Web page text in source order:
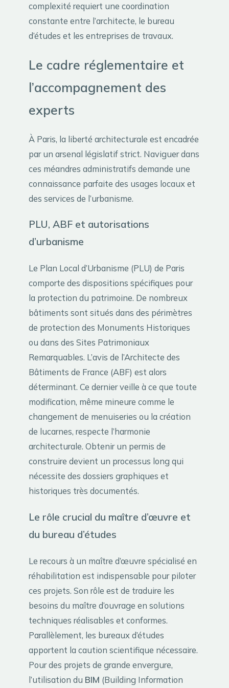
complexité requiert une coordination
constante entre l’architecte, le bureau
d’études et les entreprises de travaux.
Le cadre réglementaire et
l’accompagnement des
experts
À Paris, la liberté architecturale est encadrée
par un arsenal législatif strict. Naviguer dans
ces méandres administratifs demande une
connaissance parfaite des usages locaux et
des services de l’urbanisme.
PLU, ABF et autorisations
d’urbanisme
Le Plan Local d’Urbanisme (PLU) de Paris
comporte des dispositions spécifiques pour
la protection du patrimoine. De nombreux
bâtiments sont situés dans des périmètres
de protection des Monuments Historiques
ou dans des Sites Patrimoniaux
Remarquables. L’avis de l’Architecte des
Bâtiments de France (ABF) est alors
déterminant. Ce dernier veille à ce que toute
modification, même mineure comme le
changement de menuiseries ou la création
de lucarnes, respecte l’harmonie
architecturale. Obtenir un permis de
construire devient un processus long qui
nécessite des dossiers graphiques et
historiques très documentés.
Le rôle crucial du maître d’œuvre et
du bureau d’études
Le recours à un maître d’œuvre spécialisé en
réhabilitation est indispensable pour piloter
ces projets. Son rôle est de traduire les
besoins du maître d’ouvrage en solutions
techniques réalisables et conformes.
Parallèlement, les bureaux d’études
apportent la caution scientifique nécessaire.
Pour des projets de grande envergure,
l’utilisation du BIM (Building Information